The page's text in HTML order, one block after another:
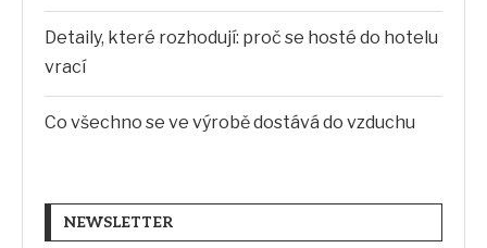
Detaily, které rozhodují: proč se hosté do hotelu
vrací
Co všechno se ve výrobě dostává do vzduchu
NEWSLETTER